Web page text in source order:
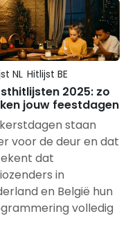
NL Hitlijst BE
2025: zo
jouw feestdagen
staan
voor de deur en dat
dat
in
en België hun
volledig